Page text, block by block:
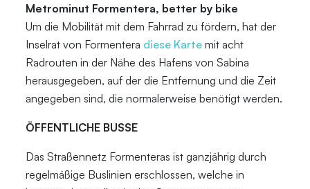
Metrominut Formentera, better by bike
Um die Mobilität mit dem Fahrrad zu fördern, hat der
Inselrat von Formentera diese Karte mit acht
Radrouten in der Nähe des Hafens von Sabina
herausgegeben, auf der die Entfernung und die Zeit
angegeben sind, die normalerweise benötigt werden.
ÖFFENTLICHE BUSSE
Das Straßennetz Formenteras ist ganzjährig durch
regelmäßige Buslinien erschlossen, welche in